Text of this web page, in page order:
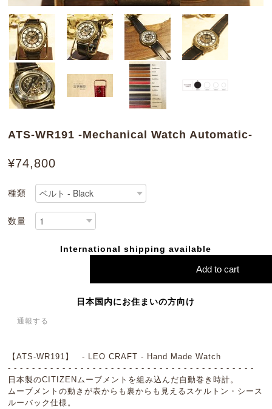
ATS-WR191 -Mechanical Watch Automatic-
¥74,800
種類
数量
International shipping available
Add to cart
日本国内にお住まいの方向け
通報する
【ATS-WR191】 - LEO CRAFT - Hand Made Watch
- - - - - - - - - - - - - - - - - - - - - - - - - - - - - - - - - - - - - - - - -
日本製のCITIZENムーブメントを組み込んだ自動巻き時計。
ムーブメントの動きが表からも裏からも見えるスケルトン・シース
ルーバック仕様。